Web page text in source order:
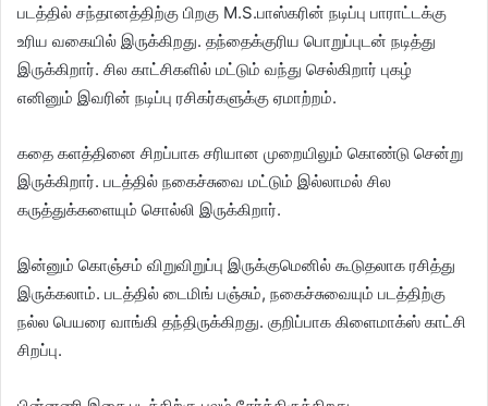
படத்தில் சந்தானத்திற்கு பிறகு M.S.பாஸ்கரின் நடிப்பு பாராட்டக்கு
உரிய வகையில் இருக்கிறது. தந்தைக்குரிய பொறுப்புடன் நடித்து
இருக்கிறார். சில காட்சிகளில் மட்டும் வந்து செல்கிறார் புகழ்
எனினும் இவரின் நடிப்பு ரசிகர்களுக்கு ஏமாற்றம்.
கதை களத்தினை சிறப்பாக சரியான முறையிலும் கொண்டு சென்று
இருக்கிறார். படத்தில் நகைச்சுவை மட்டும் இல்லாமல் சில
கருத்துக்களையும் சொல்லி இருக்கிறார்.
இன்னும் கொஞ்சம் விறுவிறுப்பு இருக்குமெனில் கூடுதலாக ரசித்து
இருக்கலாம். படத்தில் டைமிங் பஞ்சும், நகைச்சுவையும் படத்திற்கு
நல்ல பெயரை வாங்கி தந்திருக்கிறது. குறிப்பாக கிளைமாக்ஸ் காட்சி
சிறப்பு.